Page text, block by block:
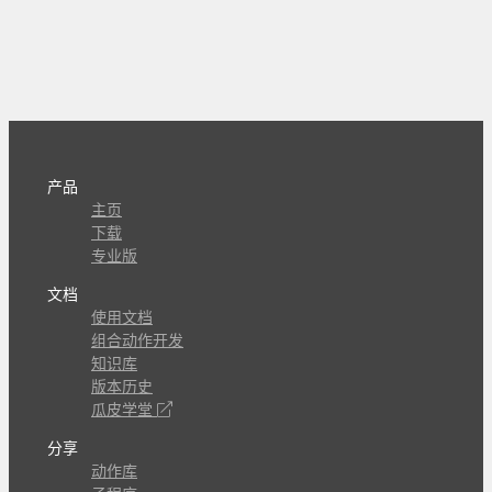
产品
主页
下载
专业版
文档
使用文档
组合动作开发
知识库
版本历史
瓜皮学堂
分享
动作库